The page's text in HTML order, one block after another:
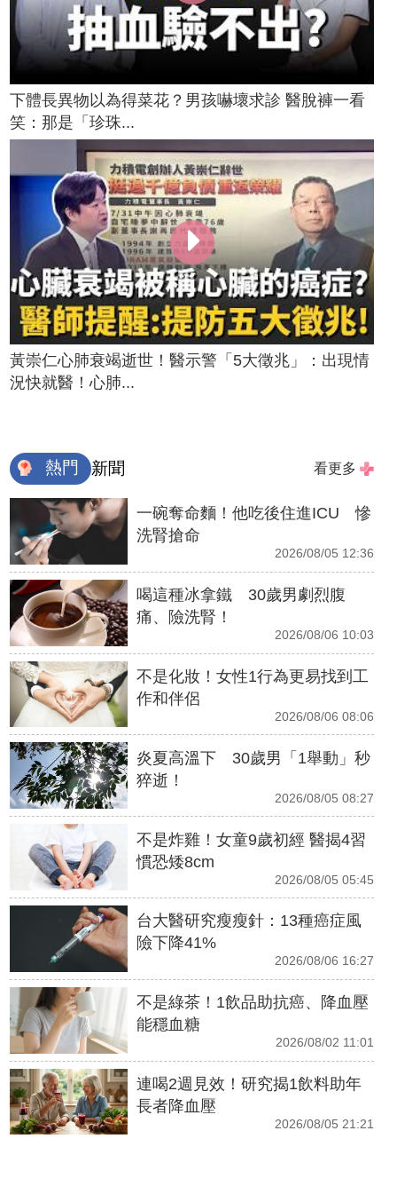
下體長異物以為得菜花？男孩嚇壞求診 醫脫褲一看
笑：那是「珍珠...
黃崇仁心肺衰竭逝世！醫示警「5大徵兆」：出現情
況快就醫！心肺...
熱門 新聞 看更多
一碗奪命麵！他吃後住進ICU 慘
洗腎搶命
2026/08/05 12:36
喝這種冰拿鐵 30歲男劇烈腹
痛、險洗腎！
2026/08/06 10:03
不是化妝！女性1行為更易找到工
作和伴侶
2026/08/06 08:06
炎夏高溫下 30歲男「1舉動」秒
猝逝！
2026/08/05 08:27
不是炸雞！女童9歲初經 醫揭4習
慣恐矮8cm
2026/08/05 05:45
台大醫研究瘦瘦針：13種癌症風
險下降41%
2026/08/06 16:27
不是綠茶！1飲品助抗癌、降血壓
能穩血糖
2026/08/02 11:01
連喝2週見效！研究揭1飲料助年
長者降血壓
2026/08/05 21:21